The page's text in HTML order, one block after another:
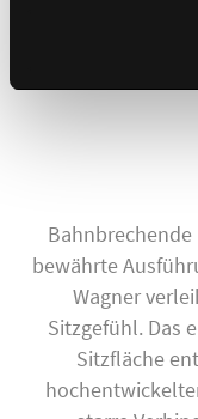
bewährte
Wagner
Sitzgefühl. Das
Sitzfläche